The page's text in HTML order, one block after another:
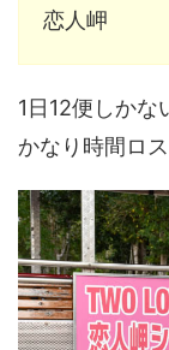
恋人岬
1日12便しかな
かなり時間ロ